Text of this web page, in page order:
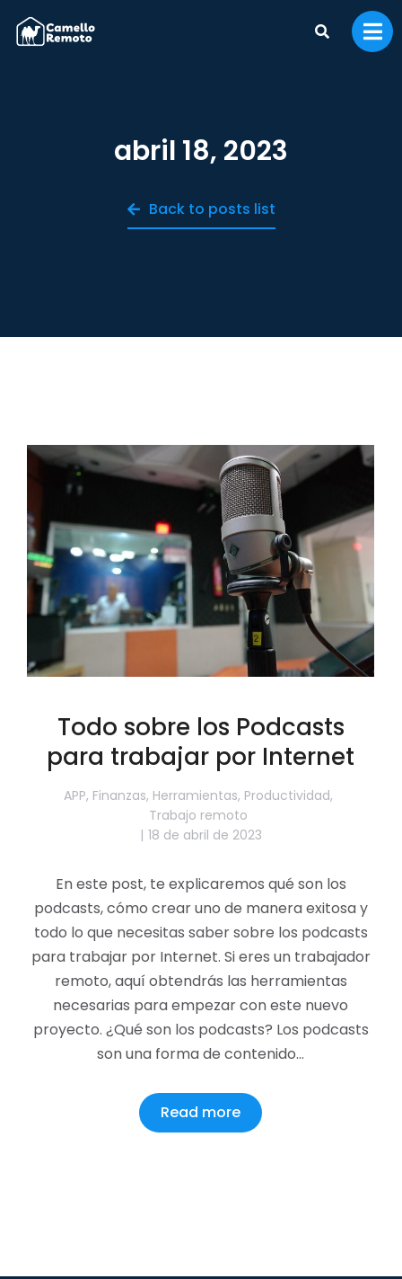
abril 18, 2023
Back to posts list
Todo sobre los Podcasts
para trabajar por Internet
APP, Finanzas, Herramientas, Productividad,
Trabajo remoto
18 de abril de 2023
En este post, te explicaremos qué son los
podcasts, cómo crear uno de manera exitosa y
todo lo que necesitas saber sobre los podcasts
para trabajar por Internet. Si eres un trabajador
remoto, aquí obtendrás las herramientas
necesarias para empezar con este nuevo
proyecto. ¿Qué son los podcasts? Los podcasts
son una forma de contenido…
Read more